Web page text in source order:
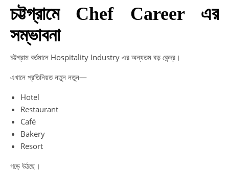
চট্টগ্রামে Chef Career এর
সম্ভাবনা
চট্টগ্রাম বর্তমানে Hospitality Industry এর অন্যতম বড় কেন্দ্র।
এখানে প্রতিনিয়ত নতুন নতুন—
Hotel
Restaurant
Café
Bakery
Resort
গড়ে উঠছে।